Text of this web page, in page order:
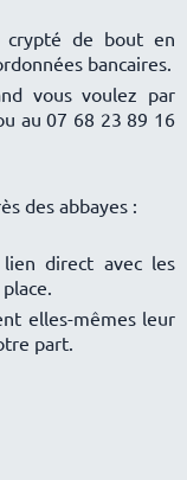
de bout en
bancaires.
vous voulez par
au 07 68 23 89 16
des abbayes :
direct avec les
elles-mêmes leur
part.